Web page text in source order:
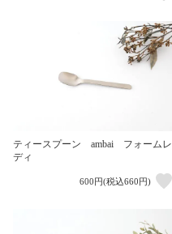
ティースプーン ambai フォームレ
ディ
600円(税込660円)